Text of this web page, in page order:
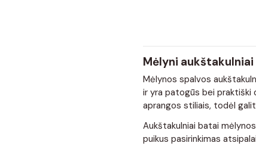
Mėlyni
Mėlynos spalvos
ir yra patogūs bei praktiški
aprangos stiliais, todėl
Aukštakulniai batai
puikus pasirinkimas